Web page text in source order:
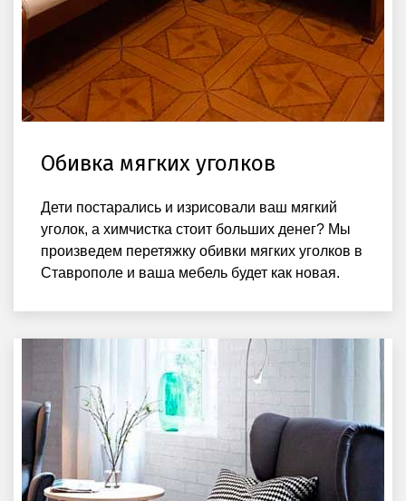
Обивка мягких уголков
Дети постарались и изрисовали ваш мягкий
уголок, а химчистка стоит больших денег? Мы
произведем перетяжку обивки мягких уголков в
Ставрополе и ваша мебель будет как новая.